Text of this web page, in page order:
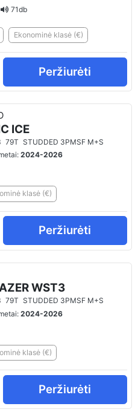
71db
Ekonominė klasė (€)
Peržiurėti
ICE
79T STUDDED 3PMSF M+S
2024-2026
klasė (€)
Peržiurėti
WST3
79T STUDDED 3PMSF M+S
2024-2026
klasė (€)
Peržiurėti